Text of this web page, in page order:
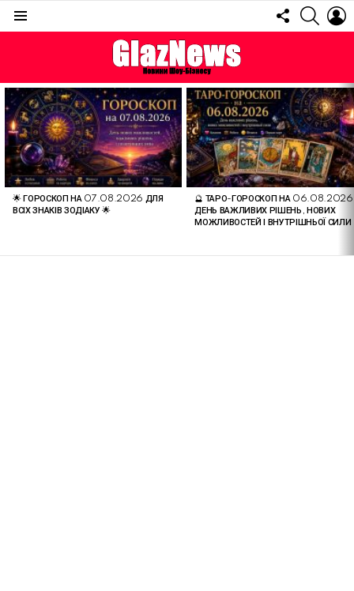
FOLLOW
US
ОСТАННІ
СТАТТІ
🌟 ГОРОСКОП НА 07.08.2026 ДЛЯ
ВСІХ ЗНАКІВ ЗОДІАКУ 🌟
🔮 ТАРО-ГОРОСКОП НА
ДЕНЬ ВАЖЛИВИХ РІШЕНЬ, НОВИХ
МОЖЛИВОСТЕЙ І ВНУТРІШНЬОЇ СИЛИ